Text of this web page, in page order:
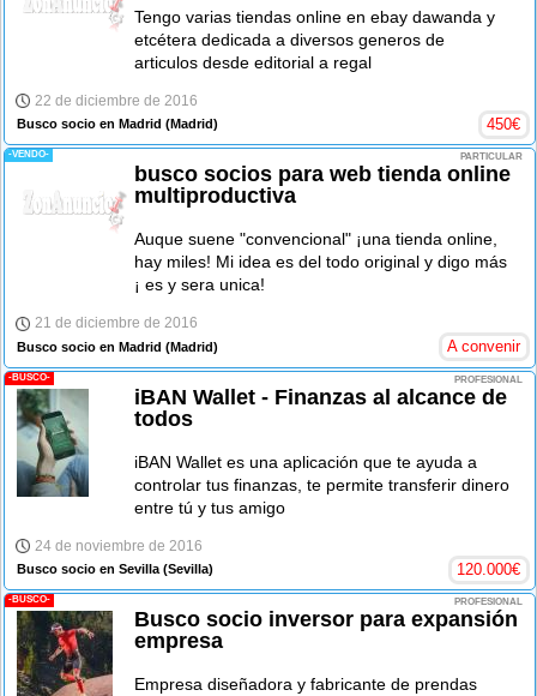
Tengo varias tiendas online en ebay dawanda y
etcétera dedicada a diversos generos de
articulos desde editorial a regal
22 de diciembre de 2016
Busco socio en Madrid (Madrid) 450€
-VENDO- PARTICULAR
busco socios para web tienda online
multiproductiva
Auque suene "convencional" ¡una tienda online,
hay miles! Mi idea es del todo original y digo más
¡ es y sera unica!
21 de diciembre de 2016
Busco socio en Madrid (Madrid) A convenir
-BUSCO- PROFESIONAL
iBAN Wallet - Finanzas al alcance de
todos
iBAN Wallet es una aplicación que te ayuda a
controlar tus finanzas, te permite transferir dinero
entre tú y tus amigo
24 de noviembre de 2016
Busco socio en Sevilla (Sevilla) 120.000€
-BUSCO- PROFESIONAL
Busco socio inversor para expansión
empresa
Empresa diseñadora y fabricante de prendas